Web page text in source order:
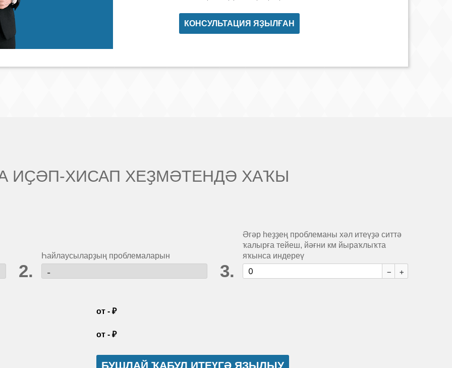
ИҪӘП-ХИСАП ХЕҘМӘТЕНДӘ ХАҠЫ
Һайлаусыларҙың проблемаларын
Әгәр һеҙҙең проблеманы хәл итеүҙә ситтә
ҡалырға тейеш, йәғни км йыраҡлыҡта
яҡынса индереү
от - ₽
от - ₽
БУШЛАЙ ҠАБУЛ ИТЕҮГӘ ЯҘЫЛЫУ